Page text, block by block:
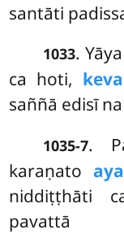
santāti
1033.
ca hoti,
saññā edisī
1035-7.
karaṇato
niddiṭṭhāti
pavattā